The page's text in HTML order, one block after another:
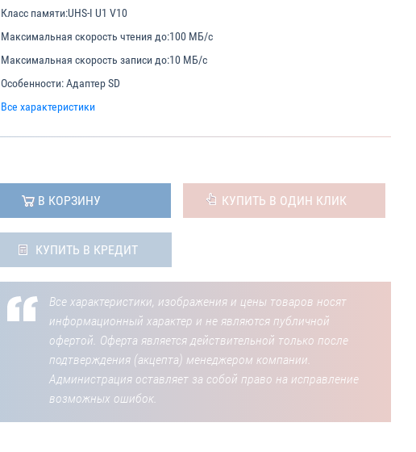
Класс памяти:UHS-I U1 V10
Максимальная скорость чтения до:100 МБ/с
Максимальная скорость записи до:10 МБ/с
Особенности:Адаптер SD
Все характеристики
В КОРЗИНУ КУПИТЬ В ОДИН КЛИК
КУПИТЬ В КРЕДИТ
Все характеристики, изображения и цены товаров носят
информационный характер и не являются публичной
офертой. Оферта является действительной только после
подтверждения (акцепта) менеджером компании.
Администрация оставляет за собой право на исправление
возможных ошибок.